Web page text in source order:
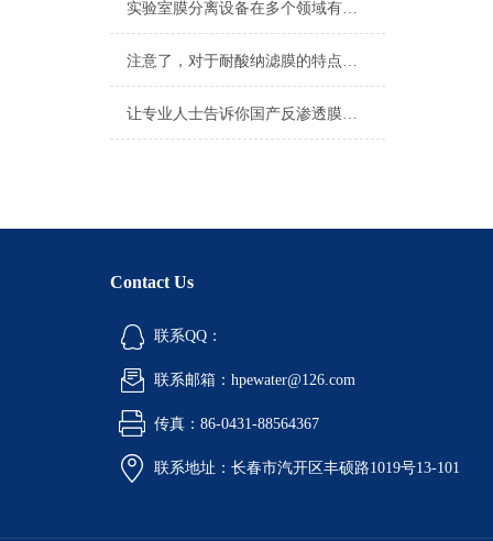
实验室膜分离设备在多个领域有着广泛应用
注意了，对于耐酸纳滤膜的特点需要知道
让专业人士告诉你国产反渗透膜在哪些情况下需要清洗
Contact Us
联系QQ：
联系邮箱：hpewater@126.com
传真：86-0431-88564367
联系地址：长春市汽开区丰硕路1019号13-101